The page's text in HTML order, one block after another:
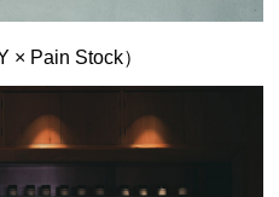
× Pain Stock）